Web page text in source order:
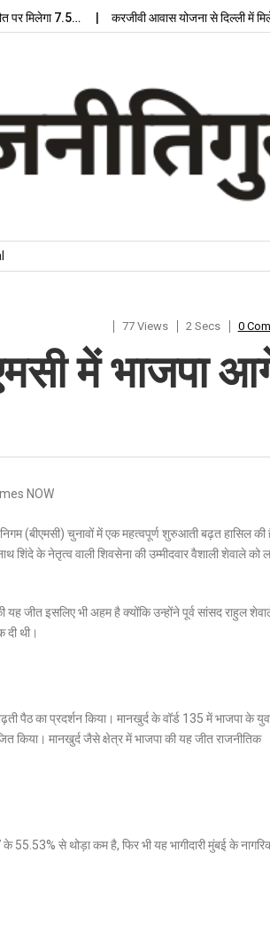
7.5… करजीवी आवास योजना से दिल्ली में मिलेगा
77 Views 2 Secs 0
में भाजपा
(बीएमसी) चुनावों में एक महत्वपूर्ण शुरुआती बढ़त हासिल की
शिंदे के नेतृत्व वाली शिवसेना की उम्मीदवारवैशाली शेवालेको
यह जीत इसलिए भी अहम है क्योंकि उन्होंने पूर्व सांसद राहुल
दी थी।
पैठ का प्रदर्शन किया। मानखुर्द केवॉर्ड 135 में भाजपा के
किया। मानखुर्द जैसे क्षेत्र में भाजपा की यह जीत राजनीतिक
55.53% से थोड़ा कम है, फिर भी यह भागीदारी मुंबई के